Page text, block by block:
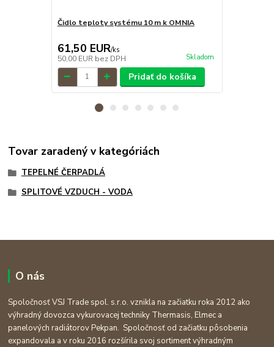
Čidlo teploty systému 10 m k OMNIA
61,50 EUR/ks
50,00 EUR bez DPH Skladom
Pridať do košíka
Tovar zaradený v kategóriách
TEPELNÉ ČERPADLÁ
SPLITOVÉ VZDUCH - VODA
O nás
Spoločnosť VSJ Trade spol. s.r.o. vznikla na začiatku roka 2012 ako
výhradný dovozca vykurovacej techniky Thermasis, Elmec a
panelových radiátorov Pekpan. Spoločnosť od začiatku pôsobenia
expandovala a v roku 2016 rozšírila svoj sortiment výhradným